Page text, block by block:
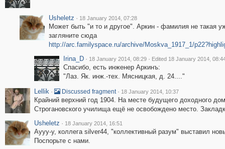
Usheletz · 18 January 2014, 07:28
Может быть "и то и другое". Аркин - фамилия не такая
загляните сюда
http://arc.familyspace.ru/archive/Moskva_1917_1/
Irina_D · 18 January 2014, 08:29 · Edited 18 January 2014,
Спасибо, есть инженер Аркинъ:
"Лаз. Як. инж.-тех. Мясницкая, д. 24...."
Lellik · Discussed fragment · 18 January 2014, 10:37
Крайний верхний год 1904. На месте будущего доходного
Строгановского училища ещё не освобождено место.
Usheletz · 18 January 2014, 16:51
Аууу-у, коллега silver44, "коллективный разум" выставил
Поспорьте с нами.